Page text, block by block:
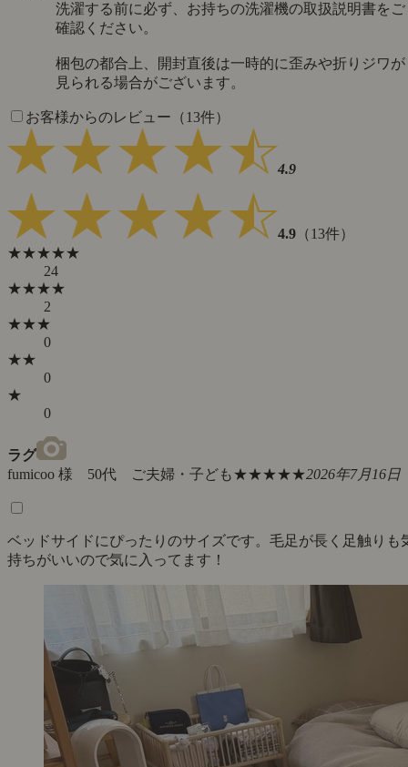
洗濯する前に必ず、お持ちの洗濯機の取扱説明書をご
確認ください。
梱包の都合上、開封直後は一時的に歪みや折りジワが
見られる場合がございます。
お客様からのレビュー（13件）
4.9
4.9 （13件）
★★★★★
24
★★★★
2
★★★
0
★★
0
★
0
ラグ
fumicoo 様 50代 ご夫婦・子ども★★★★★2026年7月16日
ベッドサイドにぴったりのサイズです。毛足が長く足触りも
持ちがいいので気に入ってます！